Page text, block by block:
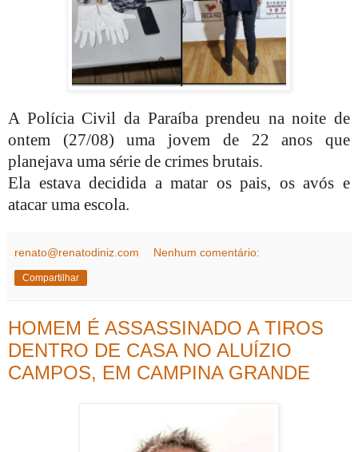
A Polícia Civil da Paraíba prendeu na noite de
ontem (27/08) uma jovem de 22 anos que
planejava uma série de crimes brutais.
Ela estava decidida a matar os pais, os avós e
atacar uma escola.
renato@renatodiniz.com Nenhum comentário:
Compartilhar
HOMEM É ASSASSINADO A TIROS
DENTRO DE CASA NO ALUÍZIO
CAMPOS, EM CAMPINA GRANDE